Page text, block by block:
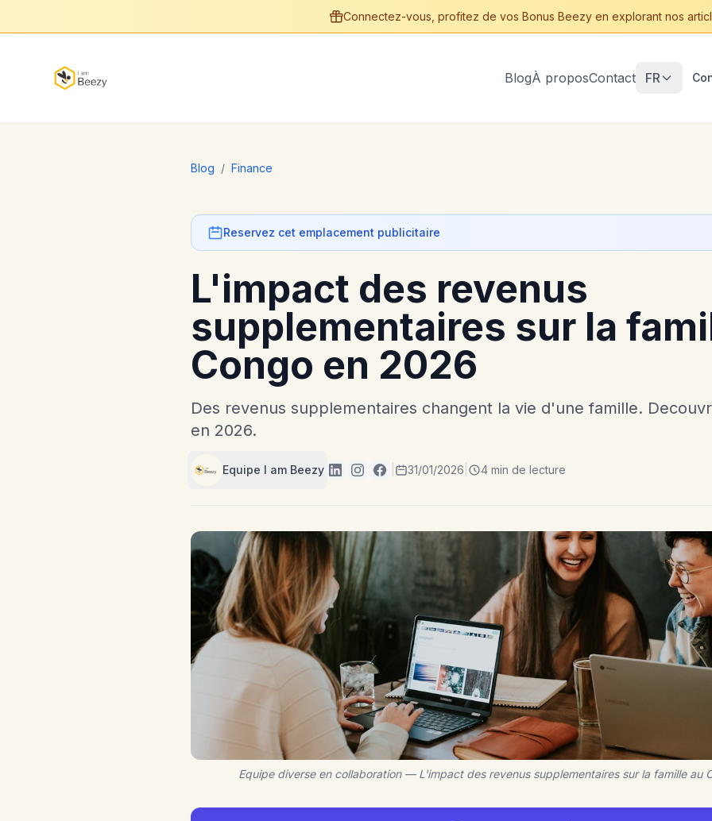
Connectez-vous, profitez de vos Bonus Beezy en explorant nos
BlogÀ proposContact FR
Blog / Finance
Reservez cet emplacement publicitaire
L'impact des revenus
supplementaires sur la
Congo en 2026
Des revenus supplementaires changent la vie d'une famille.
en 2026.
Equipe I am Beezy 31/01/2026 4 min de lecture
Equipe diverse en collaboration — L'impact des revenus supplementaires sur la famille au